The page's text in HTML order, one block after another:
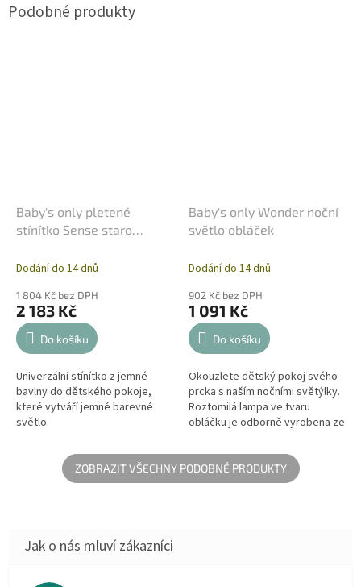
Baby's only pletené
stínítko Sense staro
Dodání do 14 dnů
1 804 Kč bez DPH
2 183 Kč
Do košíku
Univerzální stínítko z jemné
bavlny do dětského pokoje,
které vytváří jemné barevné
světlo.
Baby's only Wonder noční
světlo obláček
Dodání do 14 dnů
902 Kč bez DPH
1 091 Kč
Do košíku
Okouzlete dětský pokoj svého
prcka s naším nočními světýlky.
Roztomilá lampa ve tvaru
obláčku je odborně vyrobena ze
jemné a uklidňující světlo,...
ZOBRAZIT VŠECHNY PODOBNÉ PRODUKTY